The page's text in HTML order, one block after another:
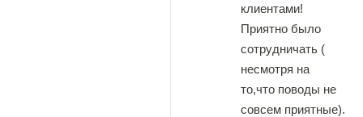
клиентами!
Приятно было
сотрудничать (
несмотря на
то,что поводы не
совсем приятные).